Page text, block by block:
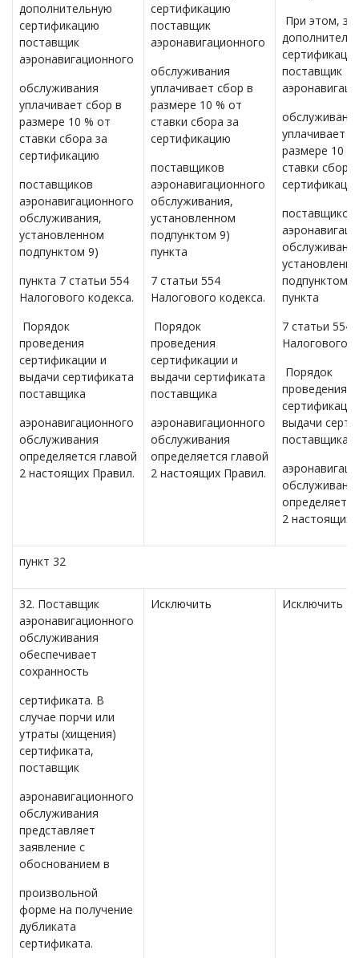
дополнительную
сертификацию
поставщик
аэронавигационного
обслуживания
уплачивает сбор в
размере 10 % от
ставки сбора за
сертификацию
поставщиков
аэронавигационного
обслуживания,
установленном
подпунктом 9)
пункта 7 статьи 554
Налогового кодекса.
Порядок
проведения
сертификации и
выдачи сертификата
поставщика
аэронавигационного
обслуживания
определяется главой
2 настоящих Правил.
сертификацию
поставщик
аэронавигационного
обслуживания
уплачивает сбор в
размере 10 % от
ставки сбора за
сертификацию
поставщиков
аэронавигационного
обслуживания,
установленном
подпунктом 9)
пункта
7 статьи 554
Налогового кодекса.
Порядок
проведения
сертификации и
выдачи сертификата
поставщика
аэронавигационного
обслуживания
определяется главой
2 настоящих Правил.
При этом, за
поставщик
уплачивает
размере 10
ставки сбора
поставщиков
подпунктом
пункта
7 статьи 554
Налогового
Порядок
проведения
выдачи
поставщика
2 настоящих
пункт 32
32. Поставщик
аэронавигационного
обслуживания
обеспечивает
сохранность
сертификата. В
случае порчи или
утраты (хищения)
сертификата,
поставщик
аэронавигационного
обслуживания
представляет
заявление с
обоснованием в
произвольной
форме на получение
дубликата
сертификата.
Исключить Исключить